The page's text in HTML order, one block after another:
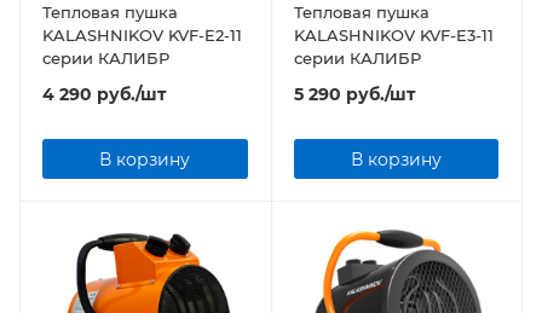
Тепловая пушка
KALASHNIKOV KVF-E2-11
серии КАЛИБР
4 290 руб./шт
В корзину
Тепловая пушка
KALASHNIKOV KVF-E3-11
серии КАЛИБР
5 290 руб./шт
В корзину